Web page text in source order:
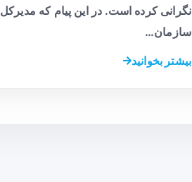
نگرانی کرده است. در این پیام که مدیرکل
سازمان…
بیشتر بخوانید